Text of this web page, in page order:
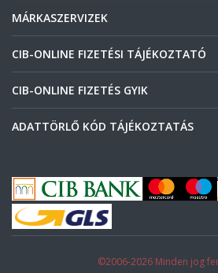
MÁRKASZERVIZEK
CIB-ONLINE FIZETÉSI TÁJÉKOZTATÓ
CIB-ONLINE FIZETÉS GYIK
ADATTÖRLŐ KÓD TÁJÉKOZTATÁS
©2006-2026 Minden jog